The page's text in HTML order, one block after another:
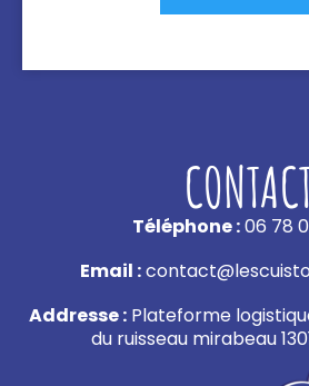
Téléphone :06 78
Email :
Addresse :Plateforme
du ruisseau mirabeau